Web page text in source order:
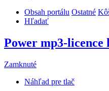
Obsah portálu Ostatné
Hľadať
Power mp3-licence
Zamknuté
Náhľad pre tlač